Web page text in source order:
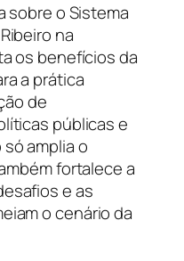
sobre o Sistema
na
os benefícios da
a prática
de
públicas e
amplia o
fortalece a
e as
o cenário da